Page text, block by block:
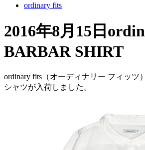
ordinary fits
2016年8月15日
BARBAR SHIRT
ordinary fits（オーディナリー フィッツ
シャツが入荷しました。